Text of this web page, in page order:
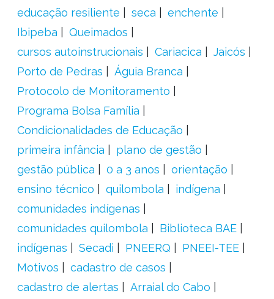
educação resiliente
seca
enchente
Ibipeba
Queimados
cursos autoinstrucionais
Cariacica
Jaicós
Porto de Pedras
Águia Branca
Protocolo de Monitoramento
Programa Bolsa Família
Condicionalidades de Educação
primeira infância
plano de gestão
gestão pública
0 a 3 anos
orientação
ensino técnico
quilombola
indígena
comunidades indígenas
comunidades quilombola
Biblioteca BAE
indígenas
Secadi PNEERQ
PNEEI-TEE
Motivos
cadastro de casos
cadastro de alertas
Arraial do Cabo